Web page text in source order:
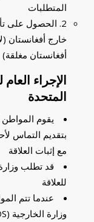
المتطلبات
2. الحصول على
خارج أفغانستان
أفغانستان مغلقة)
الإجراء
المتحدة
يقوم المواطن
بتقديم التماس
مع إثبات العلاقة
للعلاقة
عندما تتم